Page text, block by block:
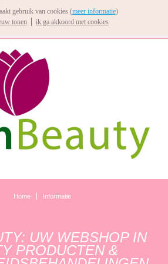
Home Informatie
UW WEBSHOP IN
PRODUCTEN &
gebruik van cookies (meer informatie)
tonen
ik ga akkoord met cookies